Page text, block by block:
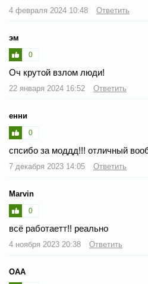
4 февраля 2024 10:48 Ответить
эм
0
Оч крутой взлом люди!
22 января 2024 16:52 Ответить
енни
0
спсибо за моддд!!! отличный
7 декабря 2023 14:05 Ответить
Marvin
0
всё работаетт!! реально
4 ноября 2023 20:38 Ответить
ОАА